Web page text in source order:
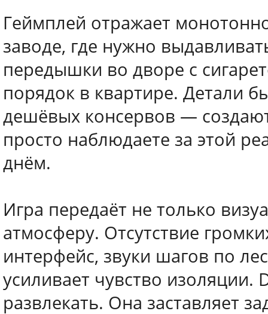
Геймплей отражает
заводе, где нужно
передышки во дворе с
порядок в квартире. Детали
дешёвых консервов —
просто наблюдаете за этой
днём.
Игра передаёт не только
атмосферу. Отсутствие
интерфейс, звуки шагов по
усиливает чувство изоляции.
развлекать. Она заставляет